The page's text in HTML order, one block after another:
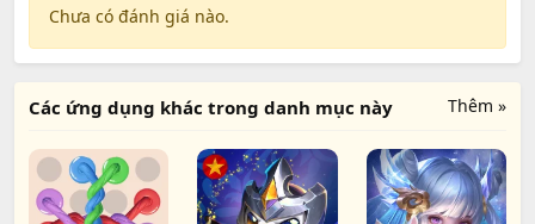
Chưa có đánh giá nào.
Thêm »
Các ứng dụng khác trong danh mục này